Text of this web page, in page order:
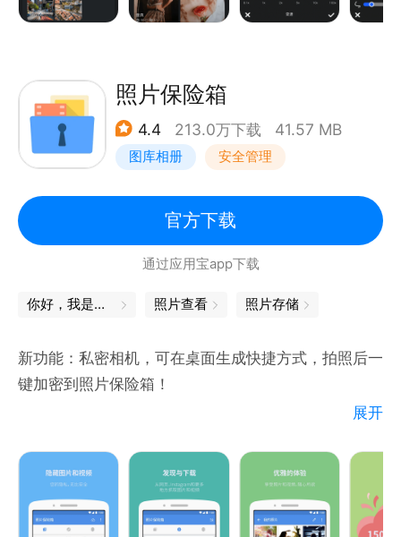
无论是PS修图、P图、图片编辑、照片编辑、图片处
化、去水印、智能抠图、图层处理、文字修改、视频提
取、视频抽帧、老照片修复还是长图拼接，ps图片处
理都能帮助你轻松完成图片创作，让专业修图变得更加
简单。
照片保险箱
4.4 213.0万下载 41.57 MB
图库相册 安全管理
官方下载
通过应用宝app下载
你好，我是来应聘手机管家的 照片查看 照片存储
新功能：私密相机，可在桌面生成快捷方式，拍照后一
键加密到照片保险箱！
而私密地隐藏您不想让人看见的照片，视频以及其他文
件。现在全面支持SD卡，兼容安卓4.4（KitKat) 以及
安卓5.0（Lollipop）。
展开